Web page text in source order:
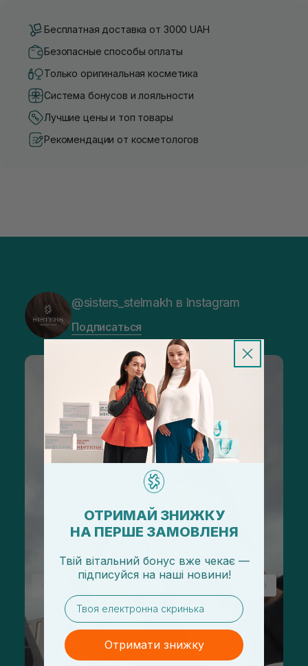
Бесплатная доставка от 3000 UAH
Безопасные способы оплаты
Только оригинальная косметика
Система бонусов и лояльности
Лучшие цены и топ товары
Рекомендации от косметологов
@sisters_stelmakh в Instagram
Подписаться
ОТРИМАЙ ЗНИЖКУ
НА ПЕРШЕ ЗАМОВЛЕНЯ
Твій вітальний бонус вже чекає —
підписуйся на наші новини!
email
Отримати знижку